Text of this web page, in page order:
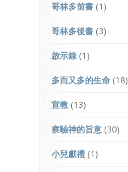
哥林多前書 (1)
哥林多後書 (3)
啟示錄 (1)
多而又多的生命 (18)
宣教 (13)
察驗神的旨意 (30)
小兒獻禮 (1)